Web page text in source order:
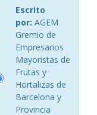
Escrito
por: AGEM
Gremio de
Empresarios
Mayoristas de
Frutas y
Hortalizas de
Barcelona y
Provincia